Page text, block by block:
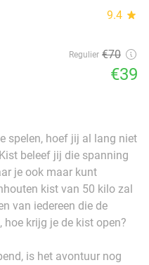
9.4 star
Regulier €70
€39
spelen, hoef jij al lang niet
beleef jij die spanning
je ook maar kunt
kist van 50 kilo zal
van iedereen die de
krijg je de kist open?
is het avontuur nog